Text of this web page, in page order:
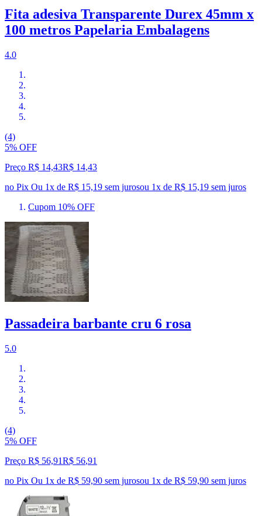
Fita adesiva Transparente Durex 45mm x
100 metros Papelaria Embalagens
4.0
(4)
5% OFF
Preço R$ 14,43R$ 14,43
no Pix Ou 1x de R$ 15,19 sem jurosou 1x de R$ 15,19 sem juros
Cupom 10% OFF
Passadeira barbante cru 6 rosa
5.0
(4)
5% OFF
Preço R$ 56,91R$ 56,91
no Pix Ou 1x de R$ 59,90 sem jurosou 1x de R$ 59,90 sem juros